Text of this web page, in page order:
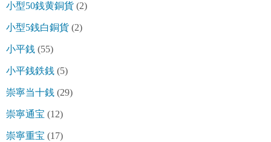
小型50銭黄銅貨 (2)
小型5銭白銅貨 (2)
小平銭 (55)
小平銭鉄銭 (5)
崇寧当十銭 (29)
崇寧通宝 (12)
崇寧重宝 (17)